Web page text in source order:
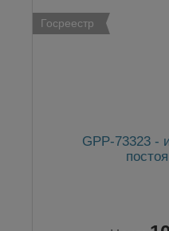
Госреестр
GPP-73323 -